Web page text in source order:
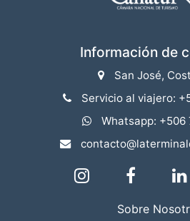
Información de
San José,
Servicio al viajero:
Whatsapp: +506
Sobre